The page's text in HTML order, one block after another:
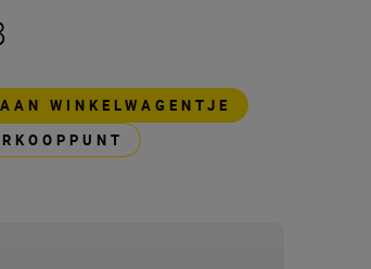
WINKELWAGENTJE